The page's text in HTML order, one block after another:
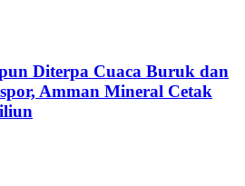
Diterpa Cuaca Buruk dan
Amman Mineral Cetak